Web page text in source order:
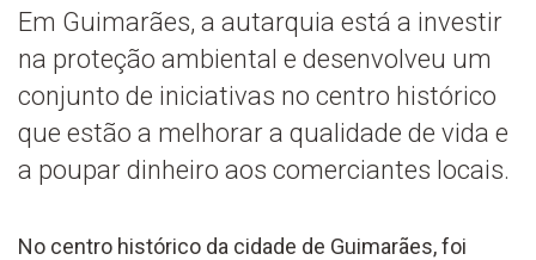
Em Guimarães, a autarquia está a investir
na proteção ambiental e desenvolveu um
conjunto de iniciativas no centro histórico
que estão a melhorar a qualidade de vida e
a poupar dinheiro aos comerciantes locais.
No centro histórico da cidade de Guimarães, foi